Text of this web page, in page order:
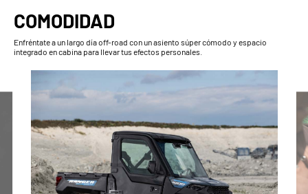
COMODIDAD
Enfréntate a un largo día off-road con un asiento súper cómodo y espacio
integrado en cabina para llevar tus efectos personales.